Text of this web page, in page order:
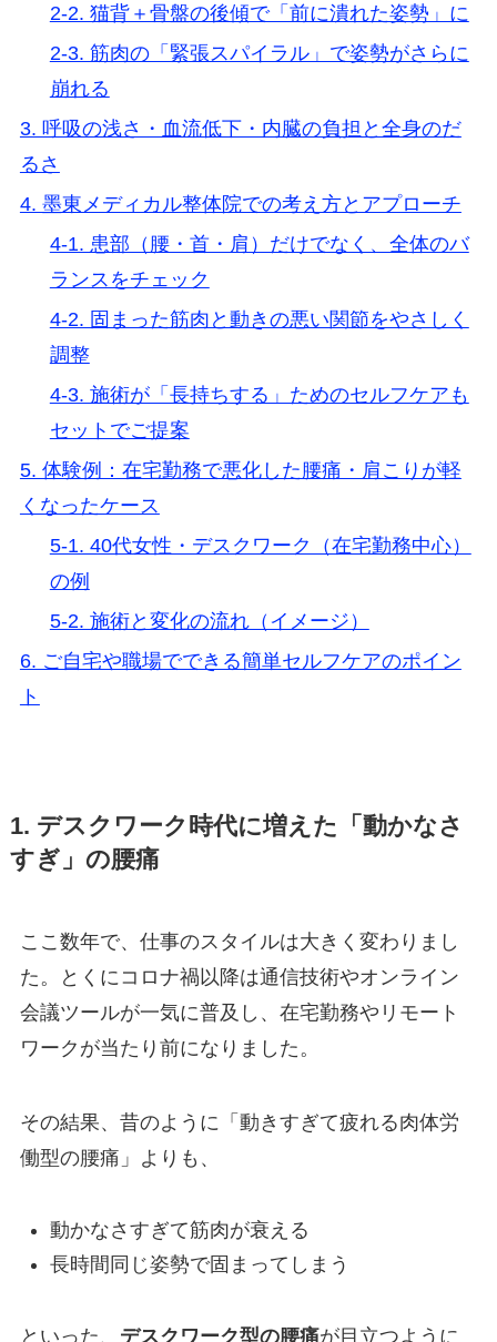
2-2. 猫背＋骨盤の後傾で「前に潰れた姿勢」に
2-3. 筋肉の「緊張スパイラル」で姿勢がさらに
崩れる
3. 呼吸の浅さ・血流低下・内臓の負担と全身のだ
るさ
4. 墨東メディカル整体院での考え方とアプローチ
4-1. 患部（腰・首・肩）だけでなく、全体のバ
ランスをチェック
4-2. 固まった筋肉と動きの悪い関節をやさしく
調整
4-3. 施術が「長持ちする」ためのセルフケアも
セットでご提案
5. 体験例：在宅勤務で悪化した腰痛・肩こりが軽
くなったケース
5-1. 40代女性・デスクワーク（在宅勤務中心）
の例
5-2. 施術と変化の流れ（イメージ）
6. ご自宅や職場でできる簡単セルフケアのポイン
ト
1. デスクワーク時代に増えた「動かなさ
すぎ」の腰痛
ここ数年で、仕事のスタイルは大きく変わりまし
た。とくにコロナ禍以降は通信技術やオンライン
会議ツールが一気に普及し、在宅勤務やリモート
ワークが当たり前になりました。
その結果、昔のように「動きすぎて疲れる肉体労
働型の腰痛」よりも、
動かなさすぎて筋肉が衰える
長時間同じ姿勢で固まってしまう
といった、 デスクワーク型の腰痛が目立つように